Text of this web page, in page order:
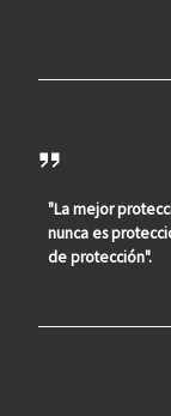
"La mejor
nunca es
de protección".